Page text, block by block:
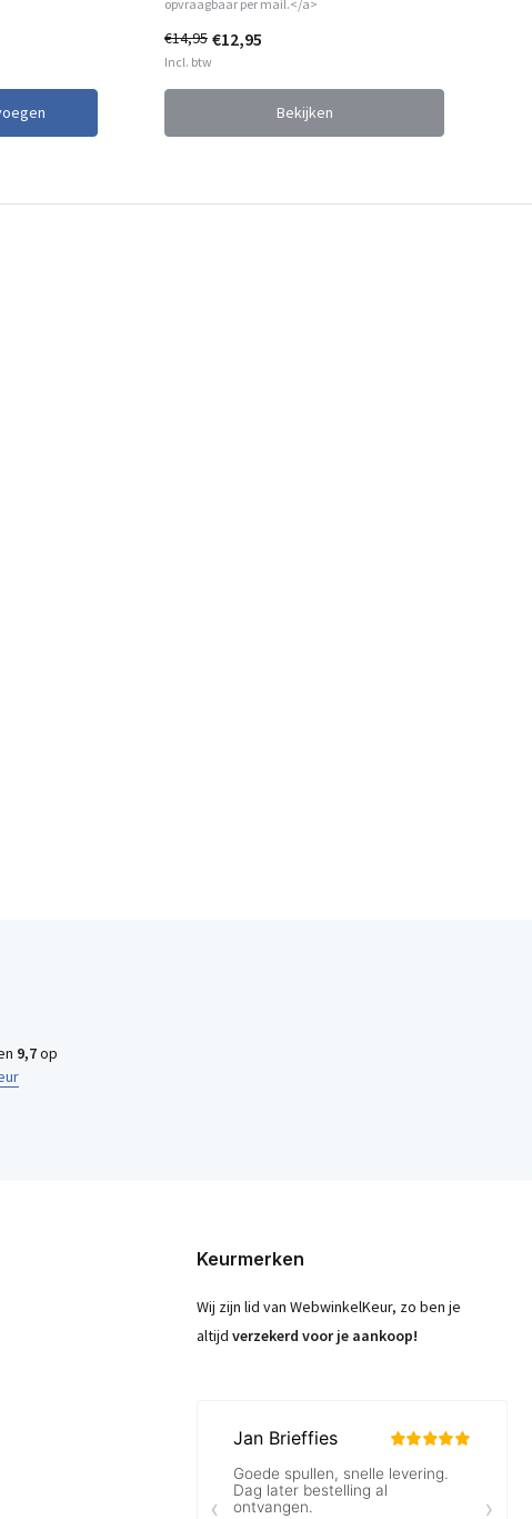
opvraagbaar per mail.</a>
€14,95 €12,95
Incl. btw
Bekijken
9,7op
Keurmerken
Wij zijn lid van WebwinkelKeur, zo ben je
altijd verzekerd voor je aankoop!